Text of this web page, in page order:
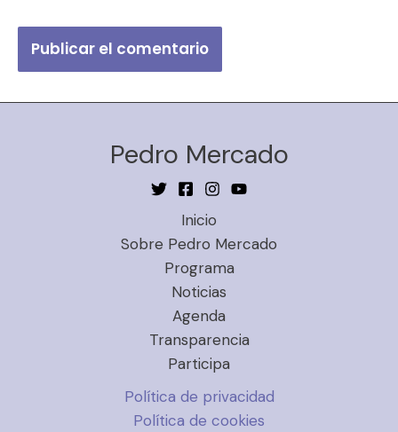
Pedro Mercado
Inicio
Sobre Pedro Mercado
Programa
Noticias
Agenda
Transparencia
Participa
Política de privacidad
Política de cookies